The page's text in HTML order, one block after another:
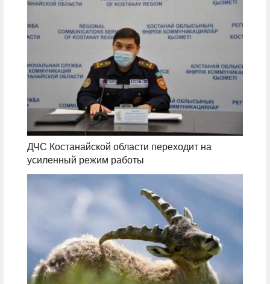
ДЧС Костанайской области переходит на
усиленный режим работы